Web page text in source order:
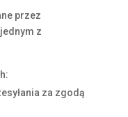
przez
z
za zgodą